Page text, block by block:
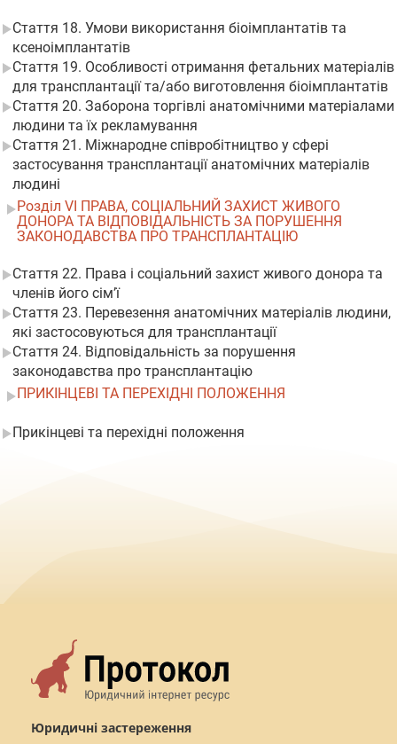
Стаття 18. Умови використання біоімплантатів та
ксеноімплантатів
Стаття 19. Особливості отримання фетальних матеріалів
для трансплантації та/або виготовлення біоімплантатів
Стаття 20. Заборона торгівлі анатомічними матеріалами
людини та їх рекламування
Стаття 21. Міжнародне співробітництво у сфері
застосування трансплантації анатомічних матеріалів
людині
Розділ VI ПРАВА, СОЦІАЛЬНИЙ ЗАХИСТ ЖИВОГО
ДОНОРА ТА ВІДПОВІДАЛЬНІСТЬ ЗА ПОРУШЕННЯ
ЗАКОНОДАВСТВА ПРО ТРАНСПЛАНТАЦІЮ
Стаття 22. Права і соціальний захист живого донора та
членів його сім’ї
Стаття 23. Перевезення анатомічних матеріалів людини,
які застосовуються для трансплантації
Стаття 24. Відповідальність за порушення
законодавства про трансплантацію
ПРИКІНЦЕВІ ТА ПЕРЕХІДНІ ПОЛОЖЕННЯ
Прикінцеві та перехідні положення
Юридичні застереження